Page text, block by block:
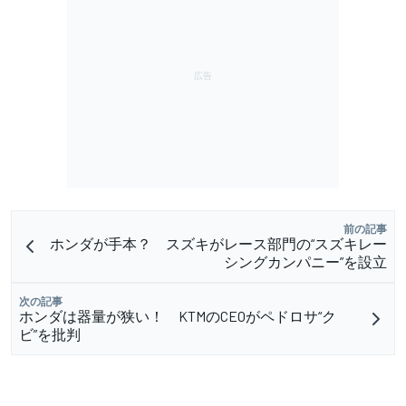
前の記事
ホンダが手本？ スズキがレース部門の“スズキレー
シングカンパニー”を設立
次の記事
ホンダは器量が狭い！ KTMのCEOがペドロサ“ク
ビ”を批判